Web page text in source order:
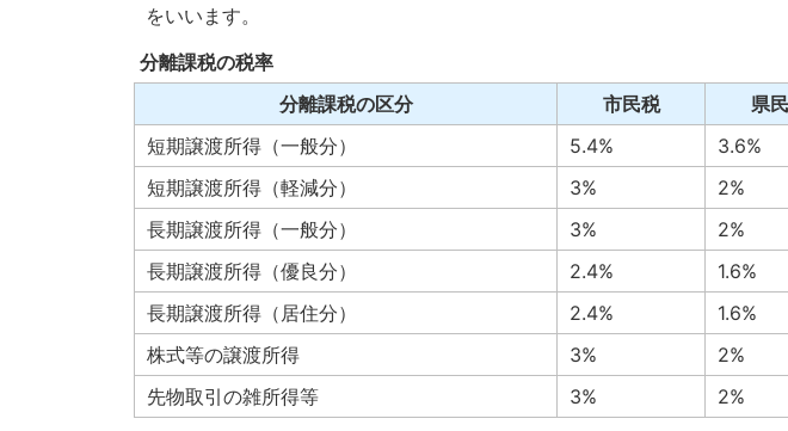
をいいます。
分離課税の税率
分離課税の区分
市民税 県
短期譲渡所得（一般分）
5.4% 3.6%
短期譲渡所得（軽減分）
3% 2%
長期譲渡所得（一般分）
3% 2%
長期譲渡所得（優良分）
2.4% 1.6%
長期譲渡所得（居住分）
2.4% 1.6%
株式等の譲渡所得
3% 2%
先物取引の雑所得等
3% 2%